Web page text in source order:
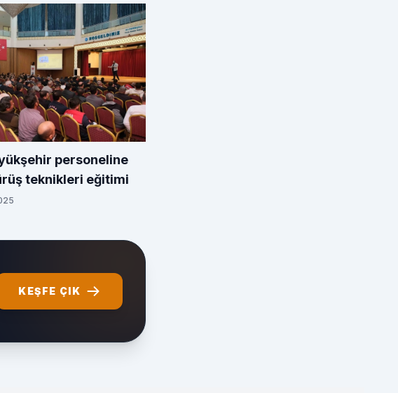
personeline
teknikleri eğitimi
KEŞFE ÇIK